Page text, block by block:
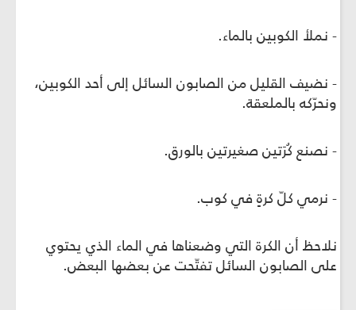
- نملأ الكوبين بالماء.
- نضيف القليل من الصابون السائل إلى أحد الكوبين،
ونحرّكه بالملعقة.
- نصنع كُرَتين صغيرتين بالورق.
- نرمي كلّ كرةٍ في كوب.
نلاحظ أن الكرة التي وضعناها في الماء الذي يحتوي
على الصابون السائل تفتّحت عن بعضها البعض.